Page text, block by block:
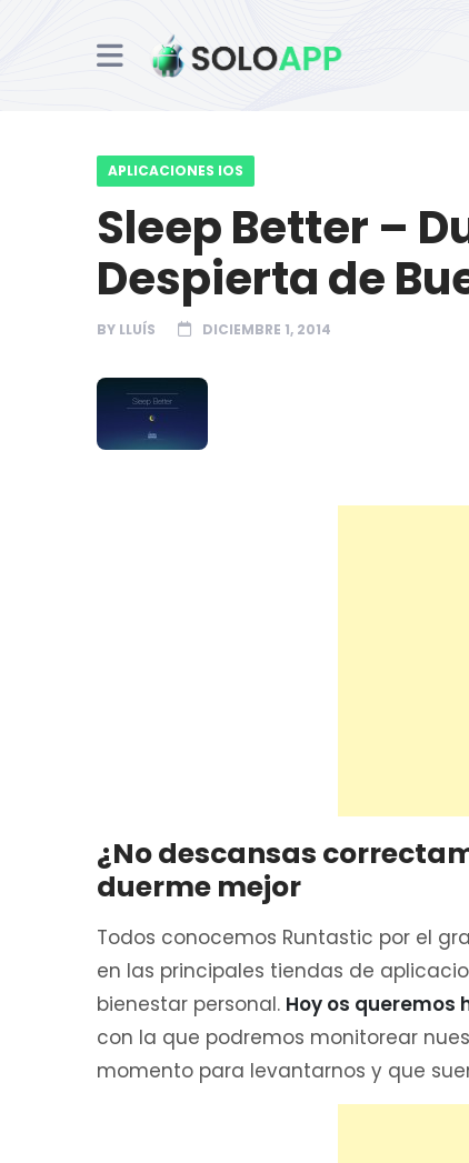
APLICACIONES IOS
Sleep Better –
Despierta de
BY LLUÍS DICIEMBRE 1, 2014
¿No descansas
duerme mejor
Todos conocemos Runtastic por el
en las principales tiendas de
bienestar personal. Hoy os queremos
con la que podremos monitorear
momento para levantarnos y que